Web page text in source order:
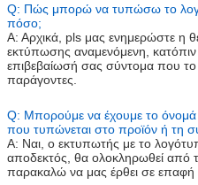
Q: Πώς μπορώ να τυπώσω το
πόσο;
Α: Αρχικά, pls μας ενημερώστε η
εκτύπωσης αναμενόμενη, κατόπιν
επιβεβαίωσή σας σύντομα που το
παράγοντες.
Q: Μπορούμε να έχουμε το όνομά
που τυπώνεται στο προϊόν ή τη
Α: Ναι, ο εκτυπωτής με το
αποδεκτός, θα ολοκληρωθεί από
παρακαλώ να μας έρθει σε επαφή